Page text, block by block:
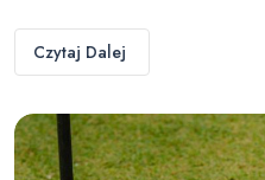
Czytaj Dalej